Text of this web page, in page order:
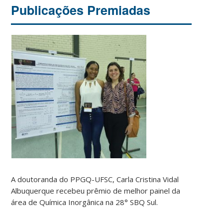
Publicações Premiadas
A doutoranda do PPGQ-UFSC, Carla Cristina Vidal
Albuquerque recebeu prêmio de melhor painel da
área de Química Inorgânica na 28° SBQ Sul.